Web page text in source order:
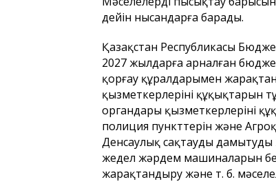
дейін нысандарға барады.
Қазақстан Республикасы
2027 жылдарға арналған
қорғау құралдарымен
қызметкерлерінің құқықтарын
органдары қызметкерлерінің
полиция пункттерін және
Денсаулық сақтауды
жедел жәрдем машиналарын
жарақтандыру және т. б.